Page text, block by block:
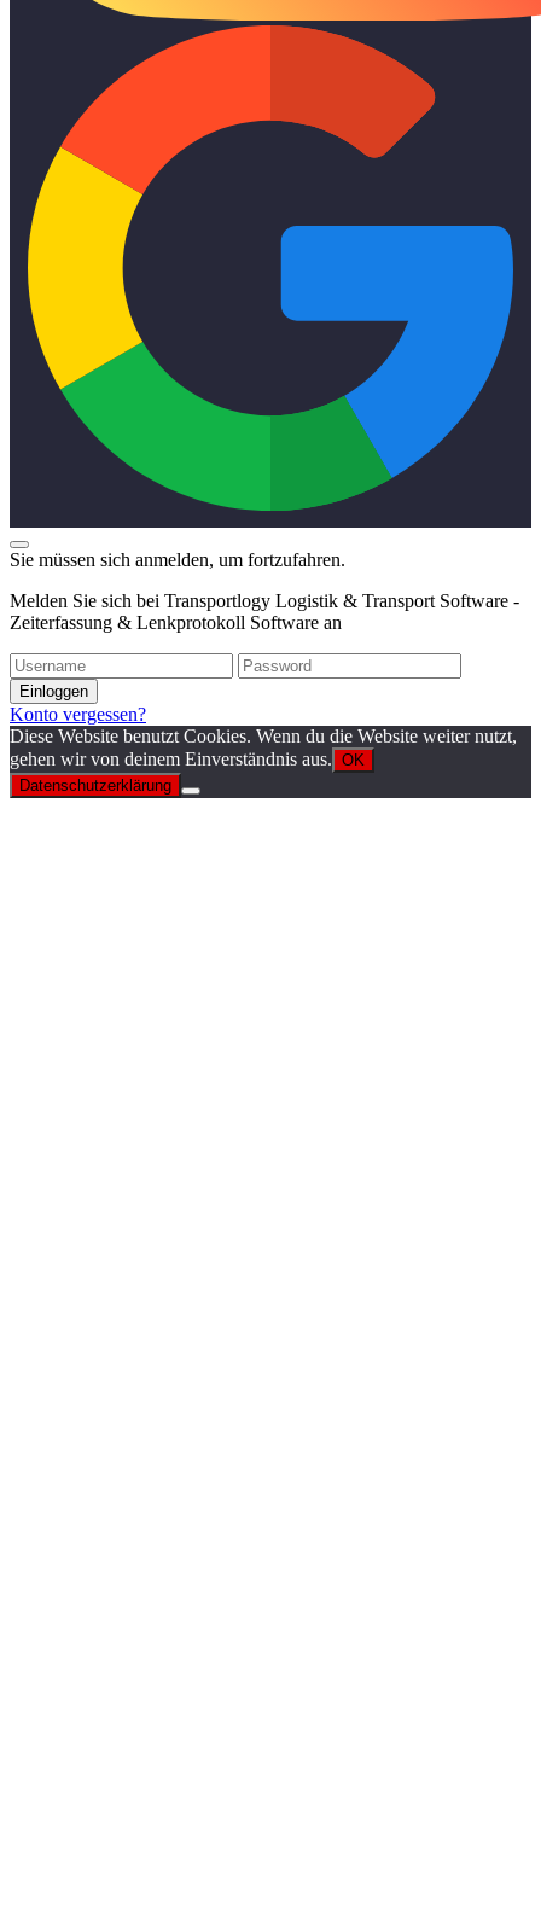
Sie müssen sich anmelden, um fortzufahren.
Melden Sie sich bei Transportlogy Logistik & Transport Software -
Zeiterfassung & Lenkprotokoll Software an
Einloggen
Konto vergessen?
Diese Website benutzt Cookies. Wenn du die Website weiter nutzt,
gehen wir von deinem Einverständnis aus. OK
Datenschutzerklärung